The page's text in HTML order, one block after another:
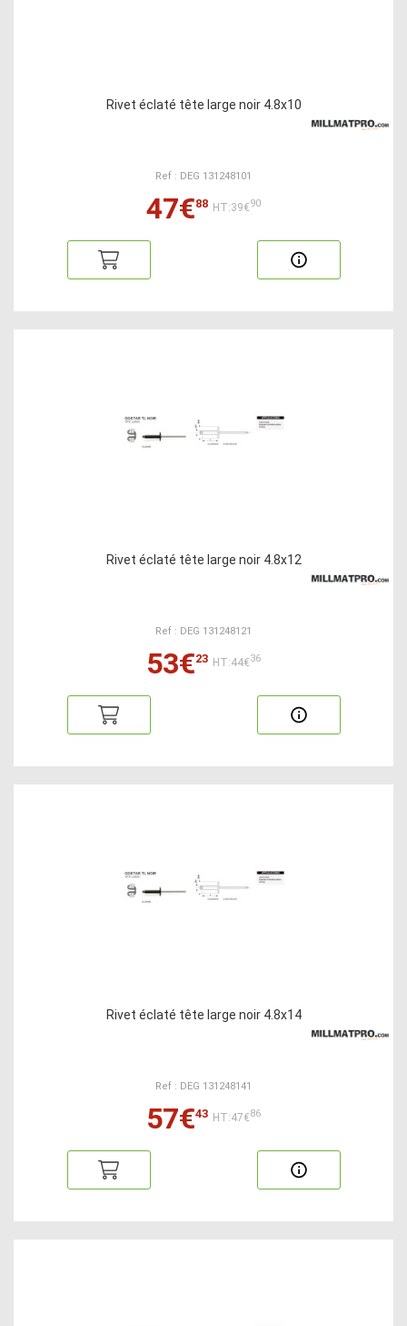
Rivet éclaté tête large noir 4.8x10
Ref : DEG 131248101
47€88 HT:39€90
Rivet éclaté tête large noir 4.8x12
Ref : DEG 131248121
53€23 HT:44€36
Rivet éclaté tête large noir 4.8x14
Ref : DEG 131248141
57€43 HT:47€86